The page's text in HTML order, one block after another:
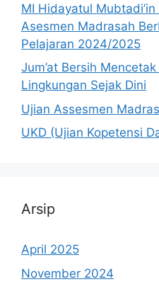
MI Hidayatul
Asesmen Madrasah
Pelajaran 2024/2025
Jum’at Bersih
Lingkungan Sejak Dini
Ujian Assesmen
UKD (Ujian Kopetensi
Arsip
April 2025
November 2024